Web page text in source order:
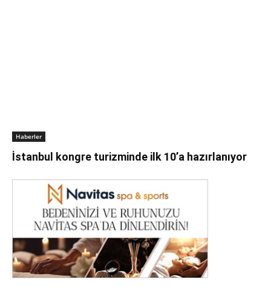
Haberler
İstanbul kongre turizminde ilk 10’a hazırlanıyor